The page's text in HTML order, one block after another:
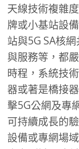
天線技術複雜
牌或小基站設
站與5G SA核
與服務等，都
時程，系統技
器或著是橋接
擊5G公網及專
可持續成長的
設備或專網場